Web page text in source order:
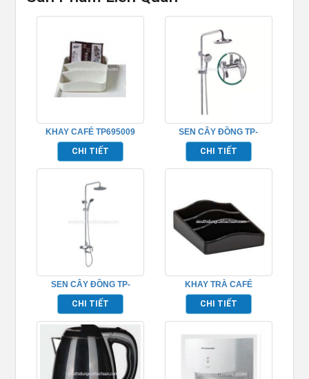
KHAY CAFÉ TP695009
CHI TIẾT
SEN CÂY ĐỒNG TP-
652001
CHI TIẾT
SEN CÂY ĐỒNG TP-
652009
CHI TIẾT
KHAY TRÀ CAFÉ
TP695004
CHI TIẾT